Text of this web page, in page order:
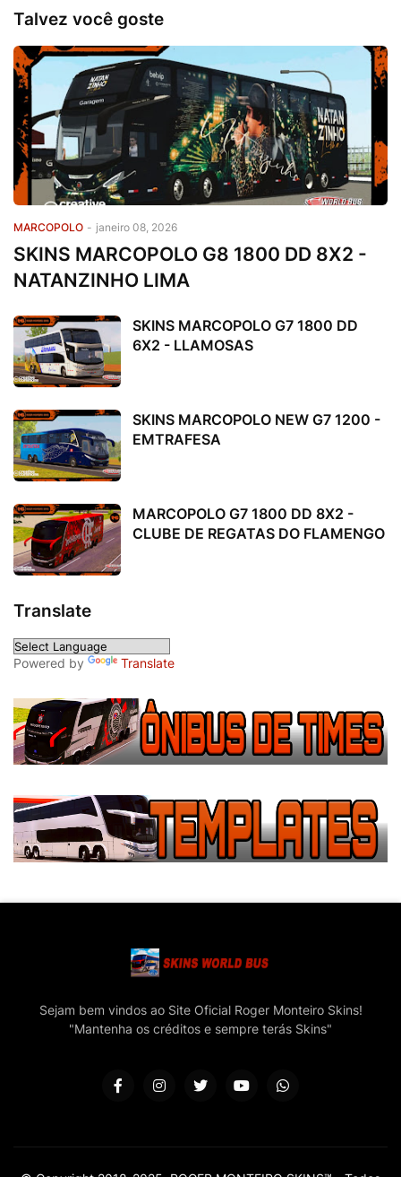
Talvez você goste
MARCOPOLO - janeiro 08, 2026
SKINS MARCOPOLO G8 1800 DD 8X2 -
NATANZINHO LIMA
SKINS MARCOPOLO G7 1800 DD
6X2 - LLAMOSAS
SKINS MARCOPOLO NEW G7 1200 -
EMTRAFESA
MARCOPOLO G7 1800 DD 8X2 -
CLUBE DE REGATAS DO FLAMENGO
Translate
Powered by Translate
Sejam bem vindos ao Site Oficial Roger Monteiro Skins!
"Mantenha os créditos e sempre terás Skins"